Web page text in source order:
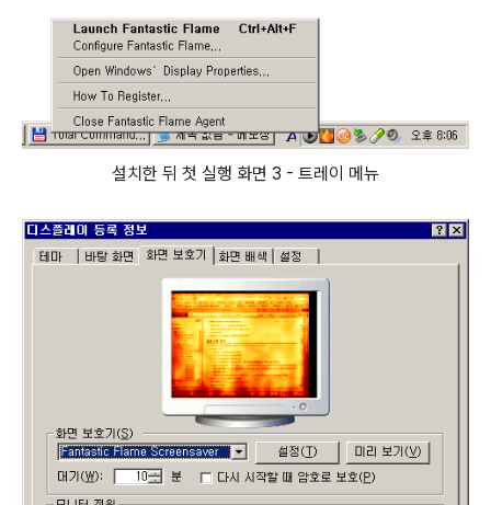
설치한 뒤 첫 실행 화면 3 - 트레이 메뉴